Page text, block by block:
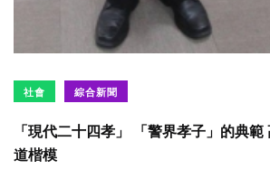
社會 綜合新聞
「現代二十四孝」 「警界孝子」的典
道楷模